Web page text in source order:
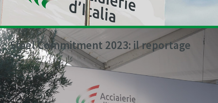
Steel Commitment 2023: il reportage